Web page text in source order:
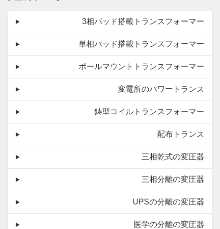
3相パッド搭載トランスフォーマー
単相パッド搭載トランスフォーマー
ポールマウントトランスフォーマー
変電所のパワートランス
鋳型コイルトランスフォーマー
配布トランス
三相乾式の変圧器
三相分離の変圧器
UPSの分離の変圧器
医学の分離の変圧器